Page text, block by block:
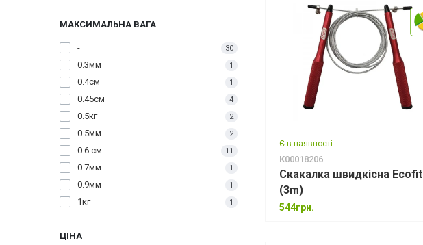
2
37см
МАКСИМАЛЬНА ВАГА
- 30
0.3мм 1
0.4см 1
0.45см 4
0.5кг 2
0.5мм 2
0.6 см 11
0.7мм 1
0.9мм 1
1кг 1
1.3мм
ЦІНА
Є в наявності
К00018206
Скакалка швидкісна Ecofit
(3m)
544грн.